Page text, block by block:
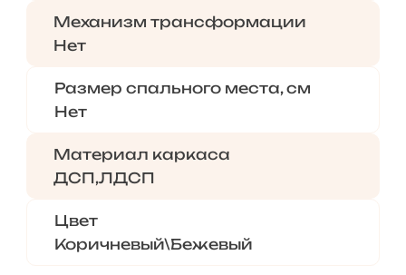
Механизм трансформации
Нет
Размер спального места, см
Нет
Материал каркаса
ДСП,ЛДСП
Цвет
Коричневый\Бежевый